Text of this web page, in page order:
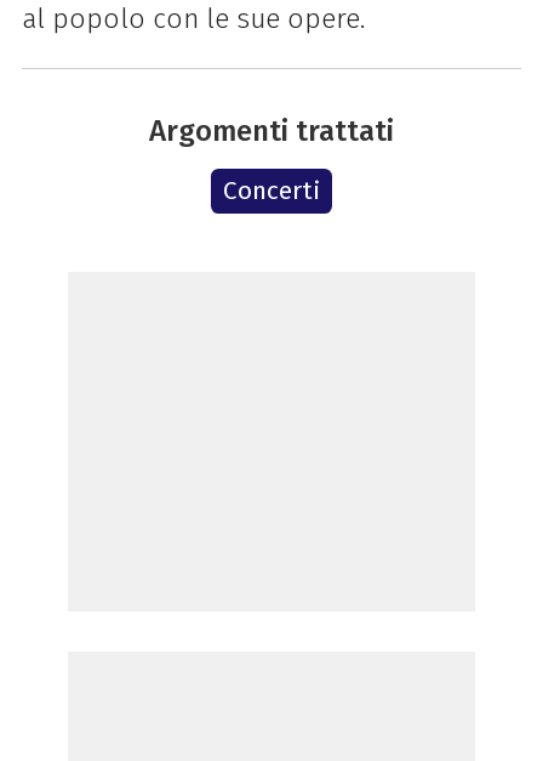
al popolo con le sue opere.
Argomenti trattati
Concerti